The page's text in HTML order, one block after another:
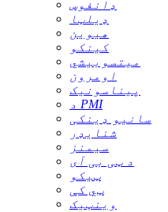
ډانفوس
ډیلټا
هیوین
کینکو
میتسوبیشي
اومرون
پیناسونیک
د PMI
سانیو ډینکی
شنایډر
سیمنز
د ټی بی آی
ټیکو
ټي کې
وینټیک